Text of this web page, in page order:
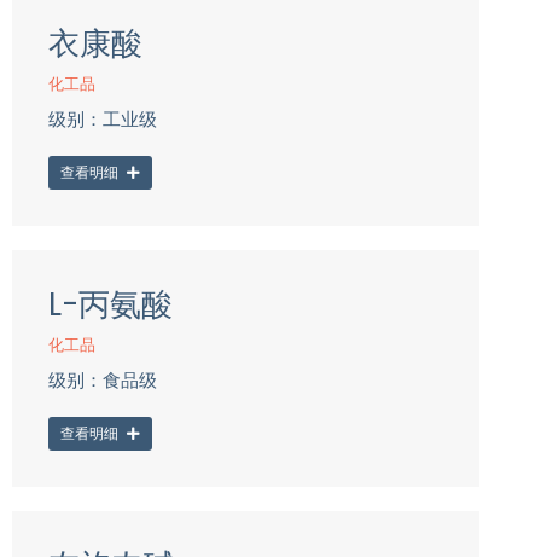
衣康酸
化工品
级别：工业级
查看明细
L-丙氨酸
化工品
级别：食品级
查看明细